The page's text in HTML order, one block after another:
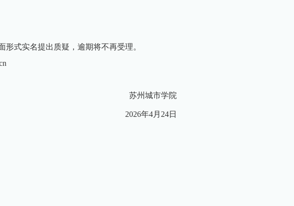
式实名提出质疑，逾期将不再受理。
苏州城市学院
2026年4月24日